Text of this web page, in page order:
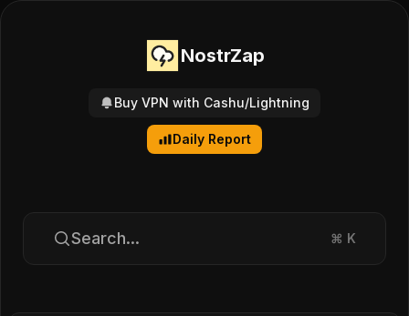
NostrZap
Buy VPN with Cashu/Lightning
Daily Report
Search... ⌘ K